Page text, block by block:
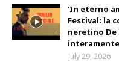
'In eterno
Festival: la
neretino
July 29, 2026